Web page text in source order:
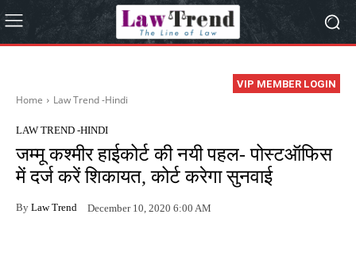
VIP MEMBER LOGIN
Home Law Trend -Hindi
LAW TREND -HINDI
जम्मू कश्मीर हाईकोर्ट की नयी पहल- पोस्टऑफिस
में दर्ज करें शिकायत, कोर्ट करेगा सुनवाई
By Law Trend December 10, 2020 6:00 AM